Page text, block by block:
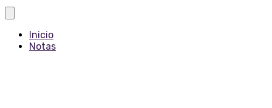
Inicio
Notas